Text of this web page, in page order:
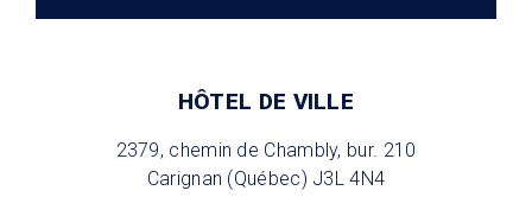
HÔTEL DE VILLE
2379, chemin de Chambly, bur. 210
Carignan (Québec) J3L 4N4